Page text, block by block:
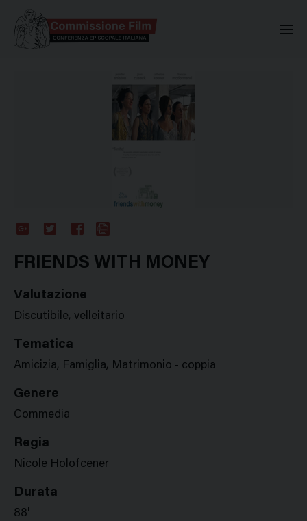
Plus
FRIENDS WITH MONEY
Valutazione
Discutibile, velleitario
Tematica
Amicizia, Famiglia, Matrimonio - coppia
Genere
Commedia
Regia
Nicole Holofcener
Durata
88'